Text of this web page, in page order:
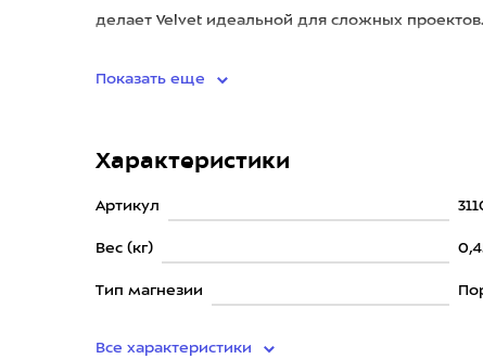
делает Velvet идеальной для сложных
Показать еще
Характеристики
Артикул
Вес (кг)
Тип магнезии
Все характеристики